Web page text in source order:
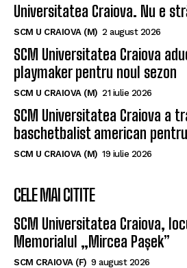
SCM Universitatea Craiova,
Memorialul „Mircea Pașek”
SCM CRAIOVA (F) 9 august 2026
SCM Universitatea Craiova
Memorialul „Mircea Pașek” de
SCM CRAIOVA (F) 5 august 2026
SCM Universitatea Craiova a
tânără handbalistă de la Rapid
SUBSCRIBE